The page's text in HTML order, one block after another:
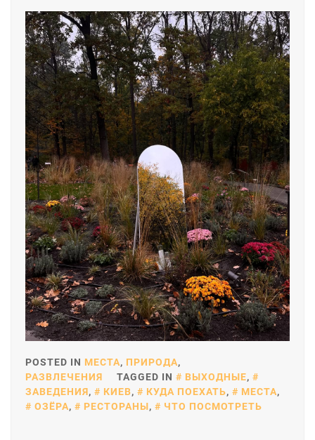
POSTED IN МЕСТА, ПРИРОДА,
РАЗВЛЕЧЕНИЯ
TAGGED IN ВЫХОДНЫЕ,
ЗАВЕДЕНИЯ, КИЕВ, КУДА ПОЕХАТЬ, МЕСТА,
ОЗЁРА, РЕСТОРАНЫ, ЧТО ПОСМОТРЕТЬ